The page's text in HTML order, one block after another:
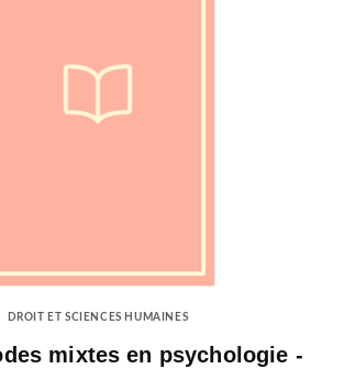
DROIT ET SCIENCES HUMAINES
mixtes en psychologie -